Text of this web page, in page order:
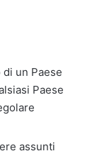
un Paese
Paese
assunti